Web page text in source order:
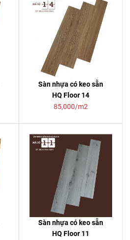
Sàn nhựa có keo sẵn
HQ Floor 14
85,000/m2
Sàn nhựa có keo sẵn
HQ Floor 11